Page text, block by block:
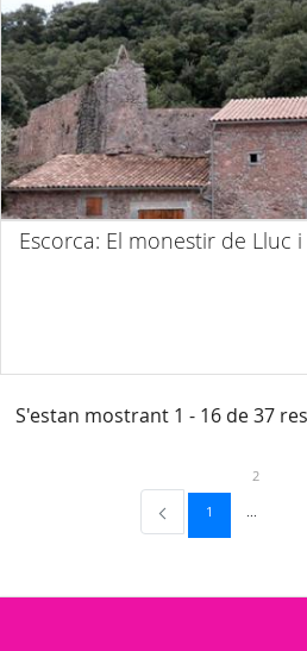
Escorca: El monestir de Lluc
S'estan mostrant 1 - 16 de 37
Pàgina
1
Pàgina
2